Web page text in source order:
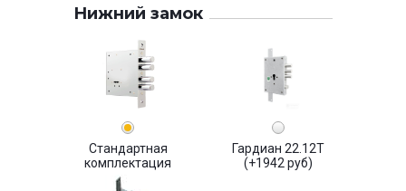
Нижний замок
Стандартная
комплектация
Гардиан 22.12Т
(+1942 руб)